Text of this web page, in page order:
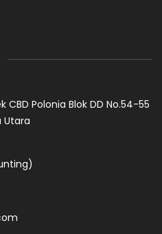
CBD Polonia Blok DD No.54-55
Utara